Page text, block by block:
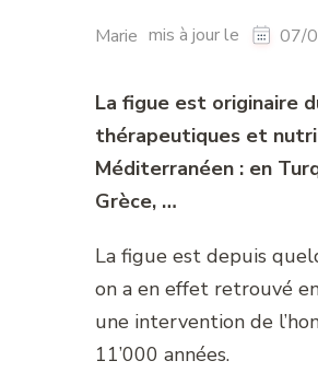
Marie mis à jour le 07/
La figue est originaire
thérapeutiques et
Méditerranéen : en
Grèce, …
La figue est depuis
on a en effet retrouvé
une intervention de
11’000 années.